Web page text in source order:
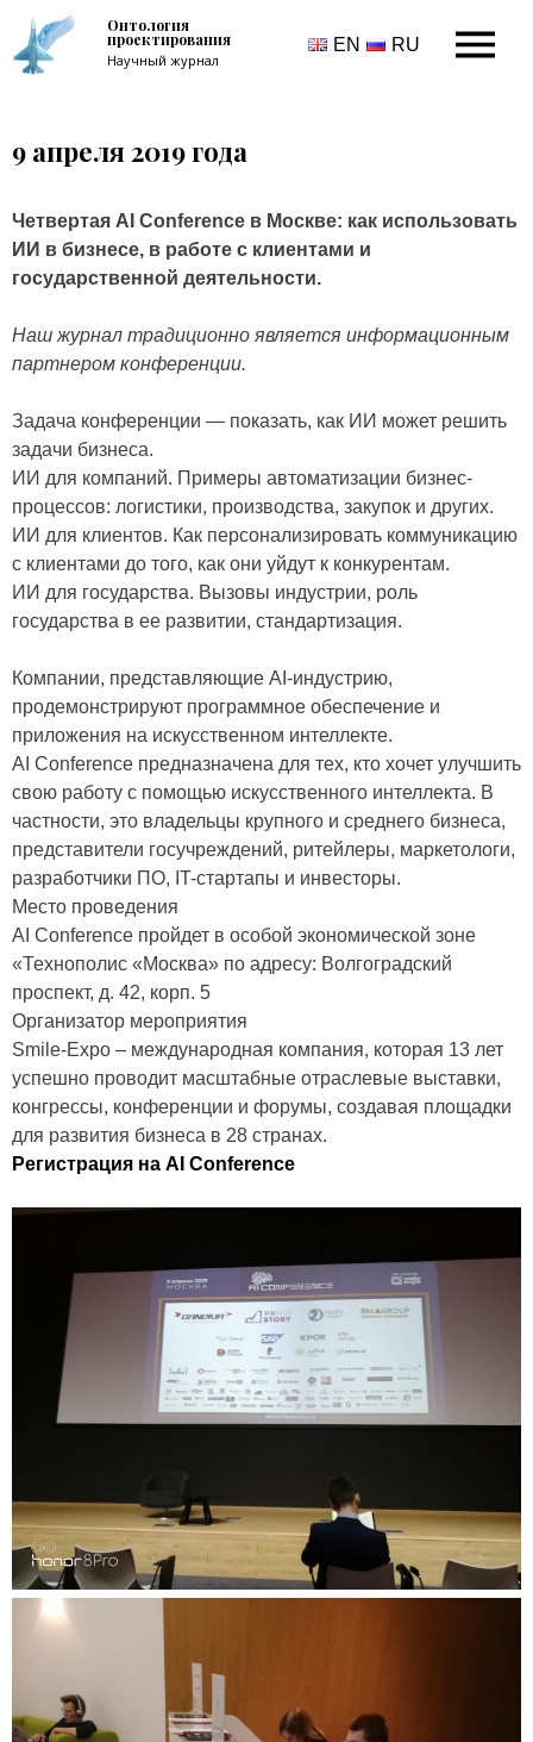
Онтология
проектирования
Научный журнал
EN RU
9 апреля 2019 года
Четвертая AI Conference в Москве: как использовать
ИИ в бизнесе, в работе с клиентами и
государственной деятельности.
Наш журнал традиционно является информационным
партнером конференции.
Задача конференции — показать, как ИИ может решить
задачи бизнеса.
ИИ для компаний. Примеры автоматизации бизнес-
процессов: логистики, производства, закупок и других.
ИИ для клиентов. Как персонализировать коммуникацию
с клиентами до того, как они уйдут к конкурентам.
ИИ для государства. Вызовы индустрии, роль
государства в ее развитии, стандартизация.
Компании, представляющие AI-индустрию,
продемонстрируют программное обеспечение и
приложения на искусственном интеллекте.
AI Conference предназначена для тех, кто хочет улучшить
свою работу с помощью искусственного интеллекта. В
частности, это владельцы крупного и среднего бизнеса,
представители госучреждений, ритейлеры, маркетологи,
разработчики ПО, IT-стартапы и инвесторы.
Место проведения
AI Conference пройдет в особой экономической зоне
«Технополис «Москва» по адресу: Волгоградский
проспект, д. 42, корп. 5
Организатор мероприятия
Smile-Expo – международная компания, которая 13 лет
успешно проводит масштабные отраслевые выставки,
конгрессы, конференции и форумы, создавая площадки
для развития бизнеса в 28 странах.
Регистрация на AI Conference